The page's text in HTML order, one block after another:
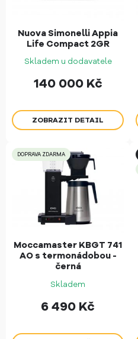
Nuova Simonelli Appia
Life Compact 2GR
Skladem u dodavatele
140 000 Kč
ZOBRAZIT DETAIL
DOPRAVA ZDARMA
Moccamaster KBGT 741
AO s termonádobou -
černá
Skladem
6 490 Kč